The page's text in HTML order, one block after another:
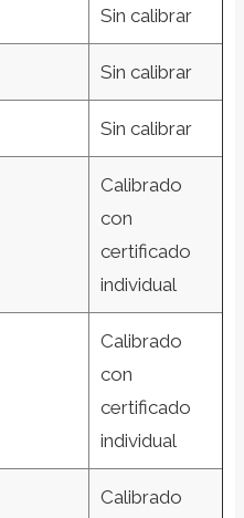
Sin calibrar
Sin calibrar
Sin calibrar
Calibrado
con
certificado
individual
Calibrado
con
certificado
individual
Calibrado